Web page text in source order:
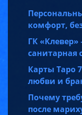
комфорт,
ГК
санитарная
Карты Таро
любви и
Почему
после